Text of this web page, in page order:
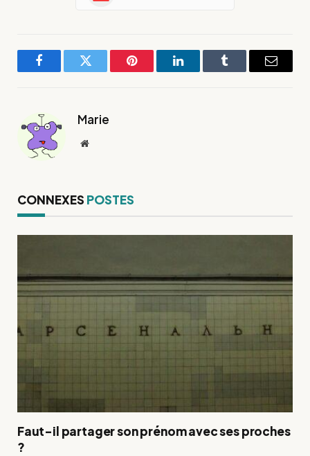
FacebookTwitter Pinterest LinkedInTumblr
E-
Marie
Site
CONNEXES POSTES
Faut-il partager son prénom avec ses proches
?